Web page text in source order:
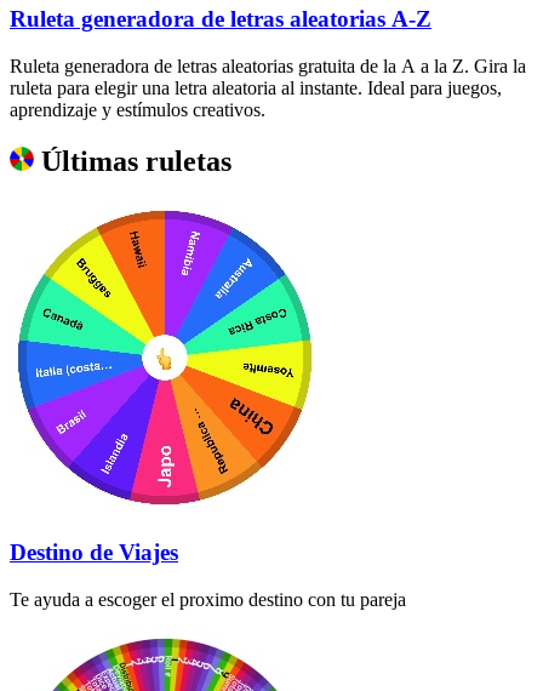
Ruleta generadora de letras aleatorias A-Z
Ruleta generadora de letras aleatorias gratuita de la A a la Z. Gira la
ruleta para elegir una letra aleatoria al instante. Ideal para juegos,
aprendizaje y estímulos creativos.
Últimas ruletas
Destino de Viajes
Te ayuda a escoger el proximo destino con tu pareja